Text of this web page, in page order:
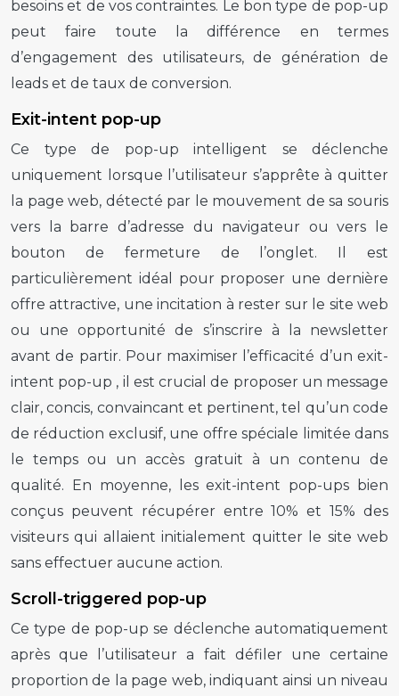
besoins et de vos contraintes. Le bon type de pop-up
peut faire toute la différence en termes
d’engagement des utilisateurs, de génération de
leads et de taux de conversion.
Exit-intent pop-up
Ce type de pop-up intelligent se déclenche
uniquement lorsque l’utilisateur s’apprête à quitter
la page web, détecté par le mouvement de sa souris
vers la barre d’adresse du navigateur ou vers le
bouton de fermeture de l’onglet. Il est
particulièrement idéal pour proposer une dernière
offre attractive, une incitation à rester sur le site web
ou une opportunité de s’inscrire à la newsletter
avant de partir. Pour maximiser l’efficacité d’un exit-
intent pop-up , il est crucial de proposer un message
clair, concis, convaincant et pertinent, tel qu’un code
de réduction exclusif, une offre spéciale limitée dans
le temps ou un accès gratuit à un contenu de
qualité. En moyenne, lesexit-intent pop-ups bien
conçus peuvent récupérer entre 10% et 15% des
visiteurs qui allaient initialement quitter le site web
sans effectuer aucune action.
Scroll-triggered pop-up
Ce type de pop-upse déclenche automatiquement
après que l’utilisateur a fait défiler une certaine
proportion de la page web, indiquant ainsi un niveau